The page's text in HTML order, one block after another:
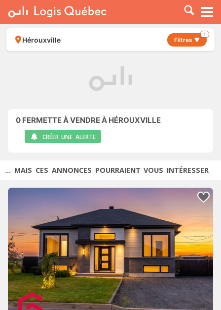
À LOUER
À VENDRE
PLACER UNE ANNONCE
Hérouxville Filtres ▼
1
0 FERMETTE À VENDRE À HÉROUXVILLE
CRÉER UNE ALERTE
... MAIS CES ANNONCES POURRAIENT VOUS INTÉRESSER